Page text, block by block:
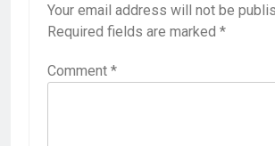
Your email address will not be
Required fields are marked *
Comment *